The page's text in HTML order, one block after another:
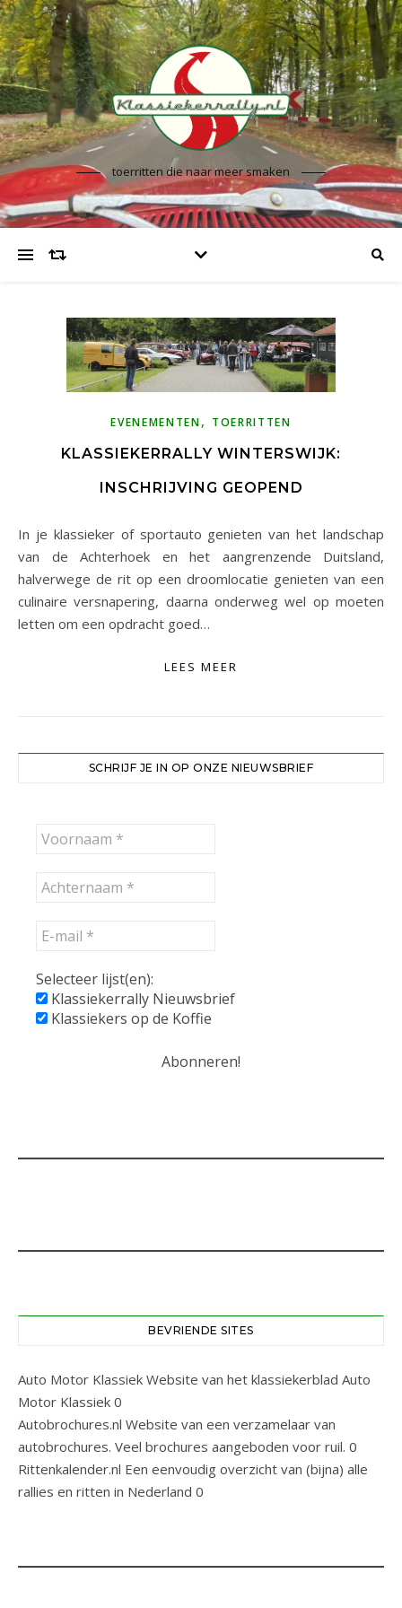
toerritten die naar meer smaken
EVENEMENTEN, TOERRITTEN
KLASSIEKERRALLY WINTERSWIJK:
INSCHRIJVING GEOPEND
In je klassieker of sportauto genieten van het landschap
van de Achterhoek en het aangrenzende Duitsland,
halverwege de rit op een droomlocatie genieten van een
culinaire versnapering, daarna onderweg wel op moeten
letten om een opdracht goed…
LEES MEER
SCHRIJF JE IN OP ONZE NIEUWSBRIEF
Selecteer lijst(en):
Klassiekerrally Nieuwsbrief
Klassiekers op de Koffie
BEVRIENDE SITES
Auto Motor Klassiek Website van het klassiekerblad Auto
Motor Klassiek 0
Autobrochures.nl Website van een verzamelaar van
autobrochures. Veel brochures aangeboden voor ruil. 0
Rittenkalender.nl Een eenvoudig overzicht van (bijna) alle
rallies en ritten in Nederland 0